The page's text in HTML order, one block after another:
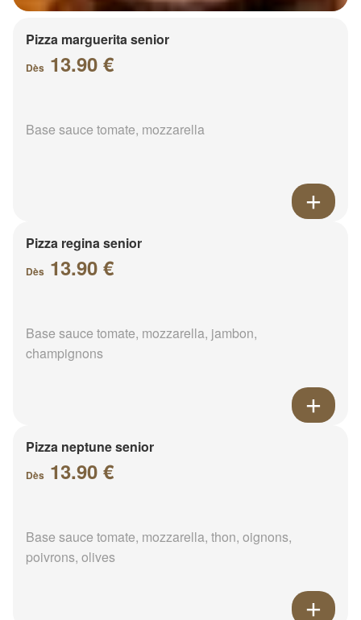
Pizza marguerita senior
Dès 13.90 €
Base sauce tomate, mozzarella
Pizza regina senior
Dès 13.90 €
Base sauce tomate, mozzarella, jambon,
champignons
Pizza neptune senior
Dès 13.90 €
Base sauce tomate, mozzarella, thon, oignons,
poivrons, olives